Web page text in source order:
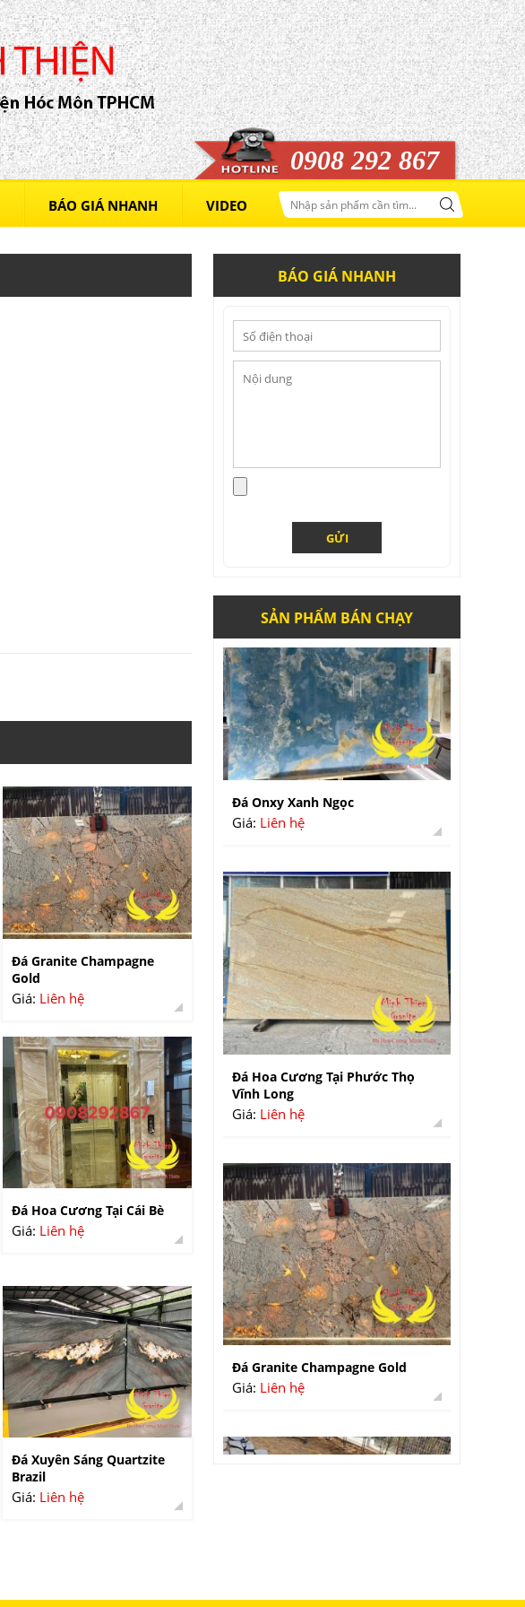
0908 292 867
BÁO GIÁ NHANH VIDEO
Đá Granite Champagne
Gold
Giá: Liên hệ
Đá Hoa Cương Tại Cái Bè
Giá: Liên hệ
Đá Xuyên Sáng Quartzite
Brazil
Giá: Liên hệ
BÁO GIÁ NHANH
SẢN PHẨM BÁN CHẠY
Đá Onxy Xanh Ngọc
Giá:Liên hệ
Đá Hoa Cương Tại Phước Thọ
Vĩnh Long
Giá: Liên hệ
Đá Granite Champagne Gold
Giá:Liên hệ